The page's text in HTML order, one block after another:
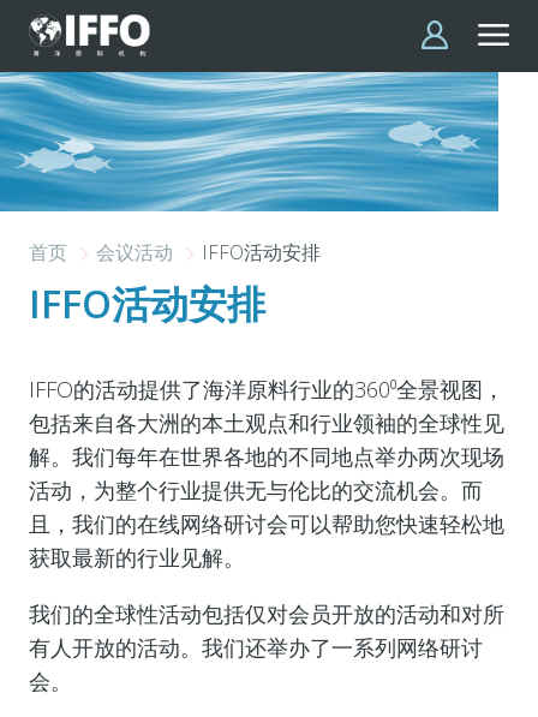
跳转到主要内容
首页 会议活动 IFFO活动安排
IFFO活动安排
IFFO的活动提供了海洋原料行业的360⁰全景视图，
包括来自各大洲的本土观点和行业领袖的全球性见
解。我们每年在世界各地的不同地点举办两次现场
活动，为整个行业提供无与伦比的交流机会。而
且，我们的在线网络研讨会可以帮助您快速轻松地
获取最新的行业见解。
我们的全球性活动包括仅对会员开放的活动和对所
有人开放的活动。我们还举办了一系列网络研讨
会。